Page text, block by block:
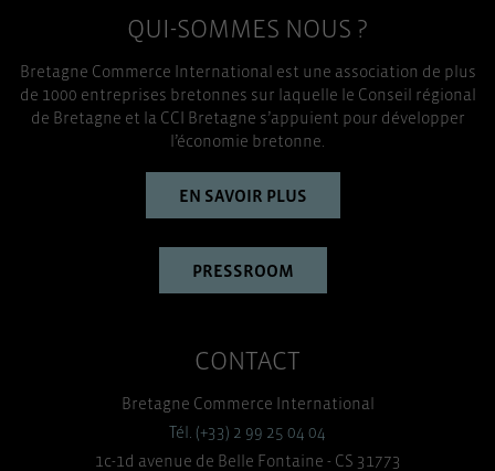
QUI-SOMMES NOUS ?
Bretagne Commerce International est une association de plus
de 1000 entreprises bretonnes sur laquelle le Conseil régional
de Bretagne et la CCI Bretagne s’appuient pour développer
l’économie bretonne.
EN SAVOIR PLUS
PRESSROOM
CONTACT
Bretagne Commerce International
Tél. (+33) 2 99 25 04 04
1c-1d avenue de Belle Fontaine - CS 31773